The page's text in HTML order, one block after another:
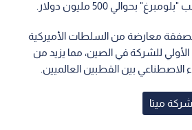
بحوالي 500 مليون دولار.
معارضة من السلطات الأميركية
للشركة في الصين، مما يزيد من
الاصطناعي بين القطبين العالميين.
شركة ميتا